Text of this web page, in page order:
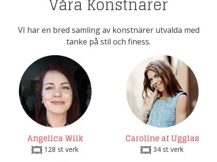
VI har en bred samling av konstnärer utvalda med
tanke på stil och finess.
Angelica Wiik
128 st verk
Caroline af Ugglas
34 st verk